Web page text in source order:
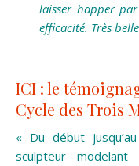
laisser happer
efficacité. Très
ICI : le
Cycle des Trois
« Du début
sculpteur